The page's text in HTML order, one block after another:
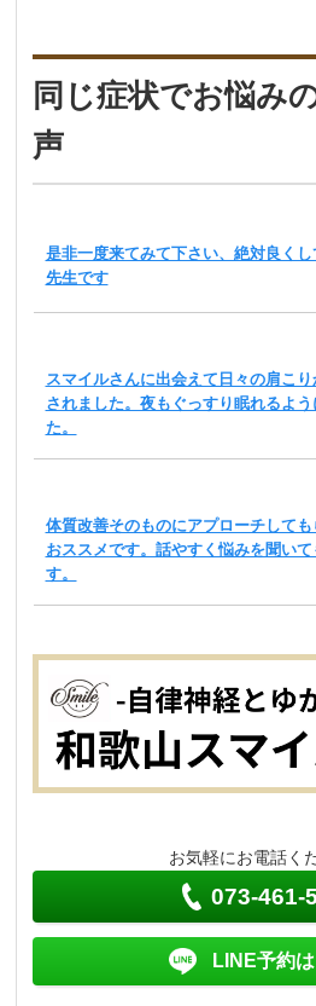
同じ症状でお悩み
声
是非一度来てみて下さい、絶対良くし
先生です
スマイルさんに出会えて日々の肩こ
されました。夜もぐっすり眠れるよ
た。
体質改善そのものにアプローチしても
おススメです。話やすく悩みを聞いて
す。
お気軽にお電話く
073-461-
LINE予約